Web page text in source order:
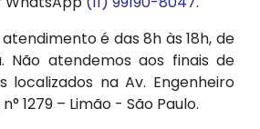
é das 8h às 18h, de
Não atendemos aos finais de
localizados na Av. Engenheiro
1279 – Limão - São Paulo.